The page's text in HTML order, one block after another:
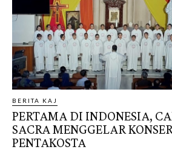
BERITA KAJ
PERTAMA DI INDONESIA,
SACRA MENGGELAR KONSER
PENTAKOSTA